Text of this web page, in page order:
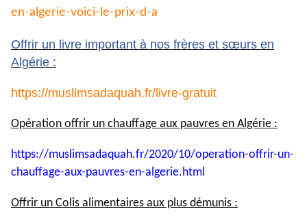
en-algerie-voici-le-prix-d-a
Offrir un livre important à nos frères et sœurs en
Algérie :
https://muslimsadaquah.fr/ livre-gratuit
Opération offrir un chauffage aux pauvres en Algérie :
https://muslimsadaquah.fr/2020/10/operation-offrir-un-
chauffage-aux-pauvres-en-algerie.html
Offrir un Colis alimentaires aux plus démunis :